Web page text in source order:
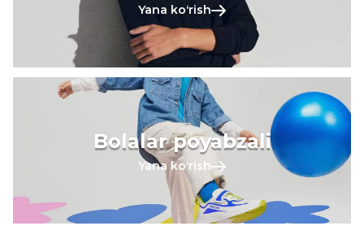
Yana koʻrish
Bolalar poyabzali
Yana koʻrish